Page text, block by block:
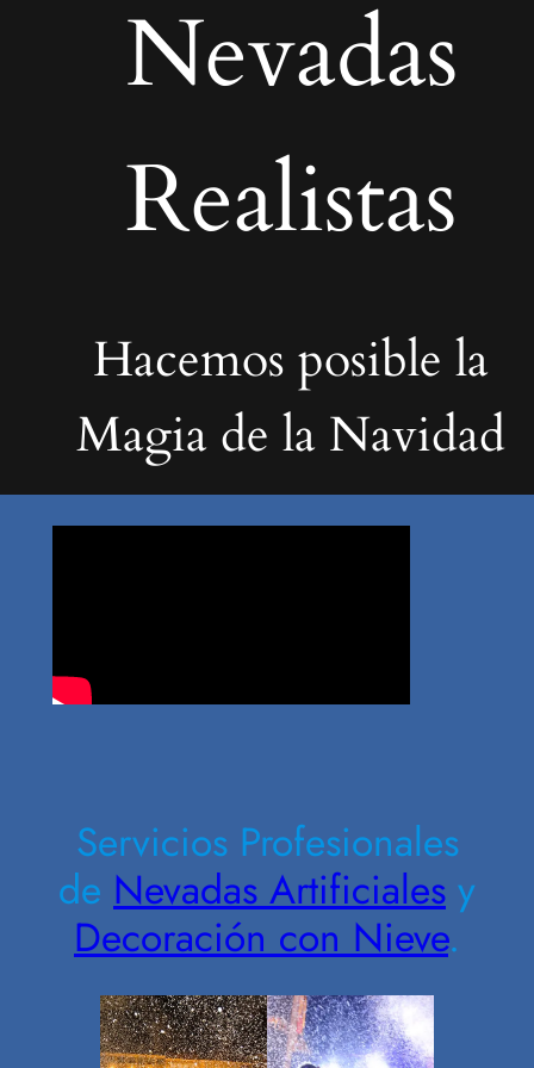
Nevadas
Realistas
Hacemos posible la
Magia de la Navidad
Servicios Profesionales
de Nevadas Artificiales y
Decoración con Nieve.